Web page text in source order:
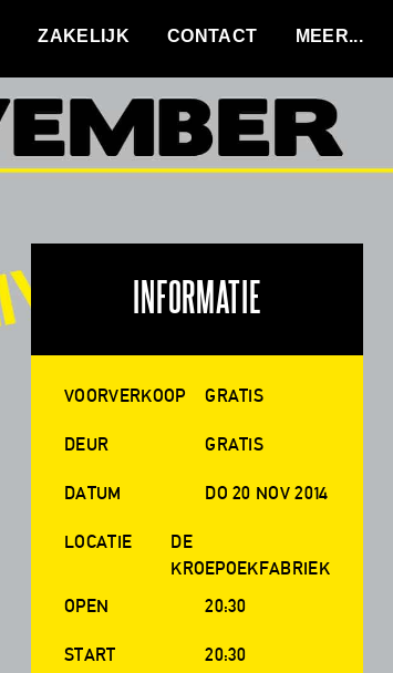
ZAKELIJK CONTACT
INFORMATIE
VOORVERKOOP GRATIS
DEUR GRATIS
DATUM DO 20 NOV 2014
LOCATIE
DE
KROEPOEKFABRIEK
OPEN
20:30
START 20:30